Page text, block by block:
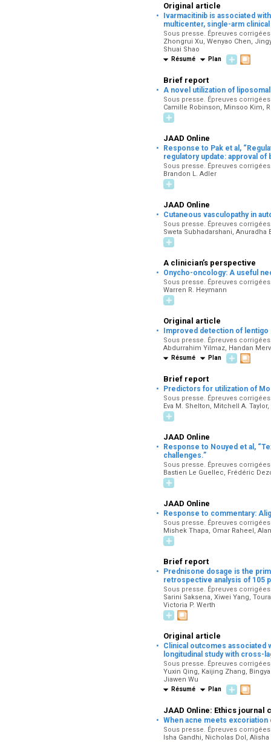
Original article
·
Ivarmacitinib is associated
multicenter, single-arm clinical
Sous presse. Épreuves
Zhongrui Xu, Wenyao Chen,
Shuai Shao
Résumé Plan
Brief report
· A novel utilization of
Sous presse. Épreuves
Camille Robinson, Minsoo Kim,
JAAD Online
·
Response to Pak et al,
regulatory update: approval of
Sous presse. Épreuves
Brandon L. Adler
JAAD Online
· Cutaneous vasculopathy in
Sous presse. Épreuves
Sweta Subhadarshani, Anuradha
A clinician’s perspective
· Onycho-oncology: A useful
Sous presse. Épreuves
Warren R. Heymann
Original article
· Improved detection of
Sous presse. Épreuves
Abdurrahim Yilmaz, Handan
Résumé Plan
Brief report
· Predictors for utilization of
Sous presse. Épreuves
Eva M. Shelton, Mitchell A.
JAAD Online
·
Response to Nouyed et al,
challenges.”
Sous presse. Épreuves
Bastien Le Guellec, Frédéric
JAAD Online
· Response to commentary:
Sous presse. Épreuves
Mishek Thapa, Omar Raheel,
Brief report
·
Prednisone dosage is the
retrospective analysis of 105
Sous presse. Épreuves
Sarini Saksena, Xiwei Yang,
Victoria P. Werth
Original article
·
Clinical outcomes associated
longitudinal study with cross-
Sous presse. Épreuves
Yuxin Qing, Kaijing Zhang,
Jiawen Wu
Résumé Plan
JAAD Online: Ethics journal
· When acne meets
Sous presse. Épreuves
Isha Gandhi, Nicholas Dol,